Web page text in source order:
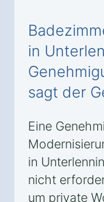
in
sagt der
Eine
in
nicht
um private